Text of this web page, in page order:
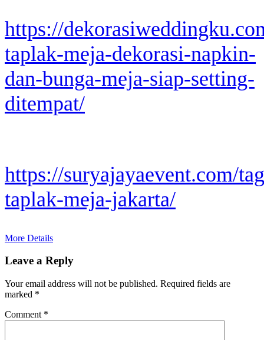
https://
taplak-meja-dekorasi-napkin-
dan-bunga-meja-siap-setting-
ditempat/
https://suryajayaevent.com/
taplak-meja-jakarta/
More Details
Leave a Reply
Your email address will not be published. Required fields are
marked *
Comment *